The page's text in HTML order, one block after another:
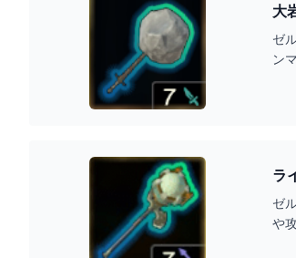
大
ゼ
ン
ラ
ゼ
や